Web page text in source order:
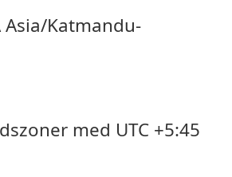
Asia/Katmandu-
med UTC +5:45